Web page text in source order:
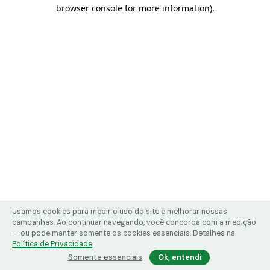
browser console for more information).
Usamos cookies para medir o uso do site e melhorar nossas
campanhas. Ao continuar navegando, você concorda com a medição
— ou pode manter somente os cookies essenciais. Detalhes na
Política de Privacidade.
Somente essenciais
Ok, entendi